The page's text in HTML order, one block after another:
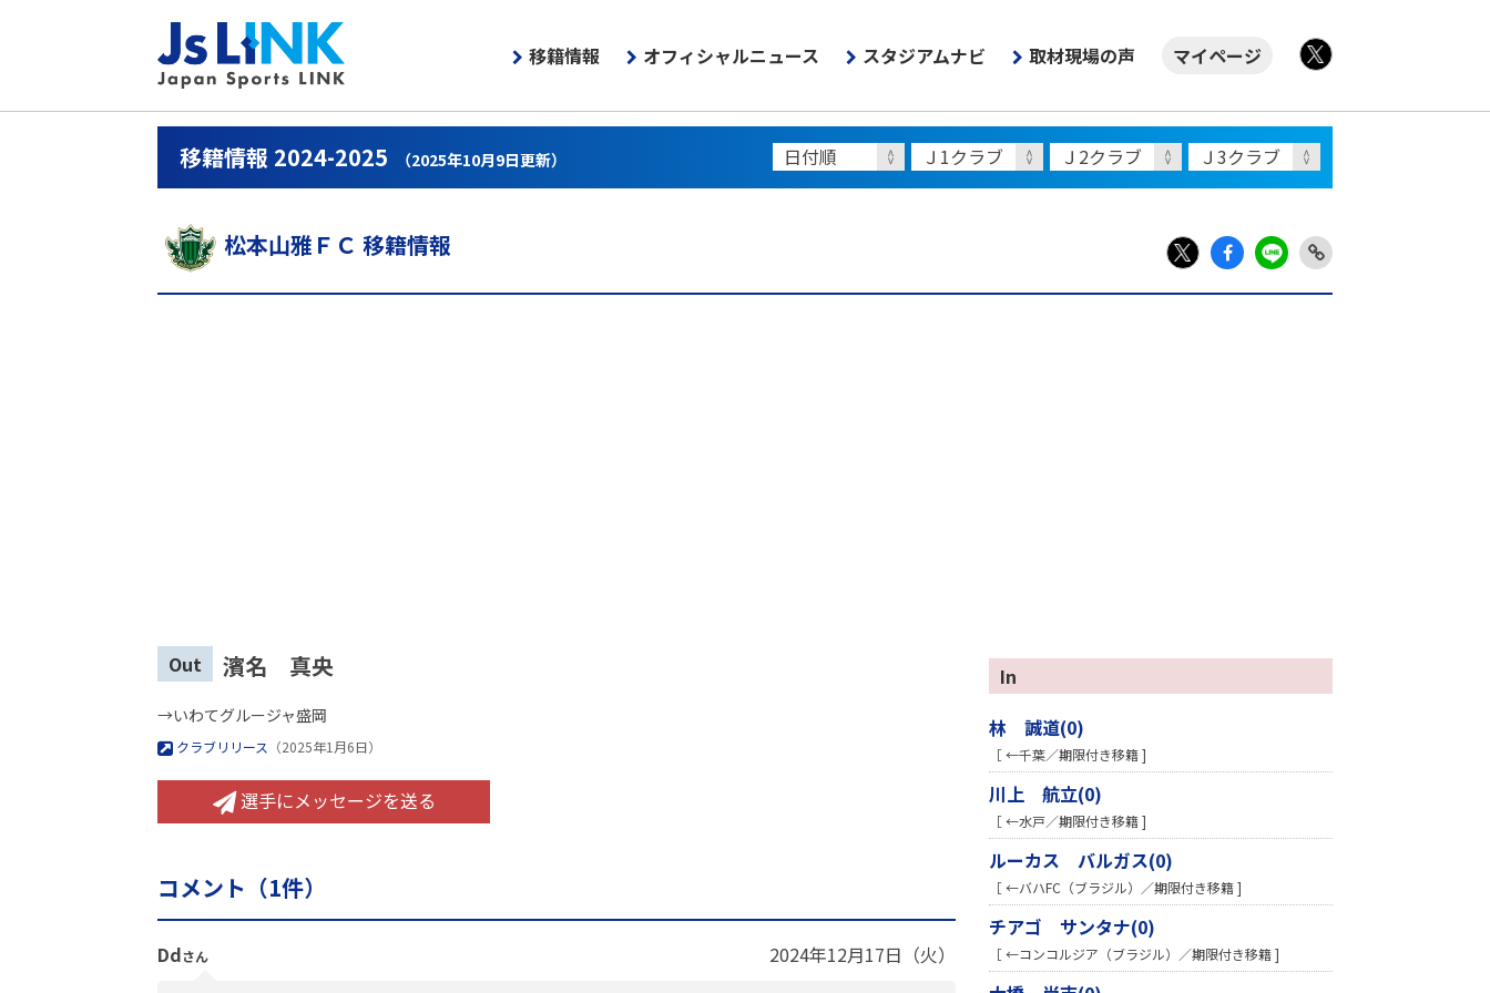
移籍情報 オフィシャルニュース スタジアムナビ 取材現場の声
マイページ
移籍情報 2024-2025 （2025年10月9日更新）
松本山雅ＦＣ 移籍情報
X
Fac LIN Link
Out 濱名 真央
→いわてグルージャ盛岡
クラブリリース （2025年1月6日）
選手にメッセージを送る
コメント（1件）
Ddさん 2024年12月17日（火）
In
林 誠道(0)
［ ←千葉／期限付き移籍 ]
川上 航立(0)
［ ←水戸／期限付き移籍 ]
ルーカス バルガス(0)
［ ←バハFC（ブラジル）／期限付き移籍 ]
チアゴ サンタナ(0)
［ ←コンコルジア（ブラジル）／期限付き移籍 ]